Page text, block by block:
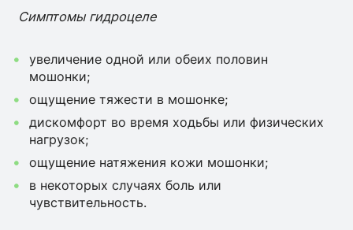
Симптомы гидроцеле
увеличение одной или обеих половин
мошонки;
ощущение тяжести в мошонке;
дискомфорт во время ходьбы или физических
нагрузок;
ощущение натяжения кожи мошонки;
в некоторых случаях боль или
чувствительность.